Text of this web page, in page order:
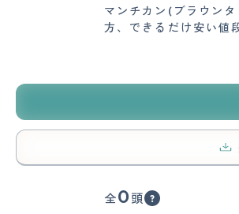
マンチカン(ブラウン
方、できるだけ安い値
全0 頭